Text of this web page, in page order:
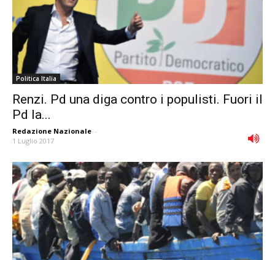
Politica Italia
Renzi. Pd una diga contro i populisti. Fuori il
Pd la...
Redazione Nazionale -
1 Luglio 2017